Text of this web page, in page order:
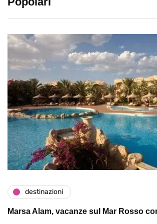
destinazioni
Marsa Alam, vacanze sul Mar Rosso